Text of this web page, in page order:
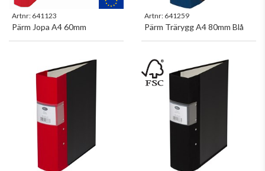
Artnr: 641123
Pärm Jopa A4 60mm
Artnr: 641259
Pärm Trärygg A4 80mm Blå